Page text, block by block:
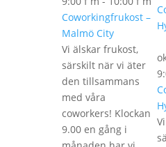
Coworkingfrukost –
Malmö City
Vi älskar frukost,
särskilt när vi äter
den tillsammans
med våra
coworkers! Klockan
9.00 en gång i